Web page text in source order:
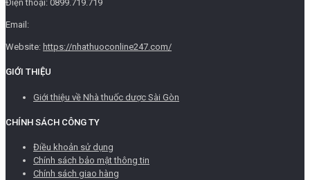
Điện thoại: 0899.719.719
Email:
Website: https://nhathuoconline247.com/
GIỚI THIỆU
Giới thiệu về Nhà thuốc dược Sài Gòn
CHÍNH SÁCH CÔNG TY
Điều khoản sử dụng
Chính sách bảo mật thông tin
Chính sách giao hàng